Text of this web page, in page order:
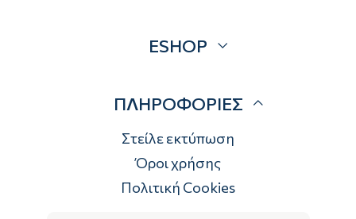
Brands
ESHOP
Τρόποι αποστολής
Τρόποι πληρωμής
Επιστροφές
ΠΛΗΡΟΦΟΡΙΕΣ
Στείλε εκτύπωση
Όροι χρήσης
Πολιτική Cookies